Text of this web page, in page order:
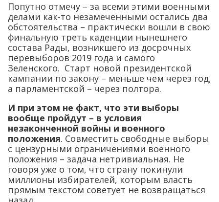
Попутно отмечу – за всеми этими военными
делами как-то незамеченными остались два
обстоятельства – практически вошли в свою
финальную треть каденции нынешнего
состава Рады, возникшего из досрочных
перевыборов 2019 года и самого
Зеленского. Старт новой президентской
кампании по закону – меньше чем через год,
а парламентской – через полтора.
И при этом не факт, что эти выборы
вообще пройдут – в условия
незаконченной войны и военного
положения. Совместить свободные выборы
с цензурными ограничениями военного
положения – задача нетривиальная. Не
говоря уже о том, что страну покинули
миллионы избирателей, которым власть
прямым текстом советует не возвращаться